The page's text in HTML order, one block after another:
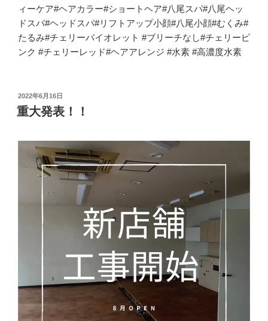
ィーケア#ヘアカラー#ショートヘア#八尾スパ#八尾ヘッ
ドスパ#ヘッドスパ#リフトアップ小顔#八尾小顔#むくみ#
たるみ#チェリーバイオレット #ブリーチなし#チェリーピ
ンク #チェリーレッド#ヘアアレンジ #水素 #高濃度水素
投
稿
日:
2022年6月16日
重大発表！！